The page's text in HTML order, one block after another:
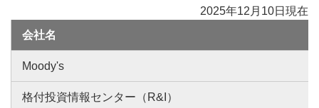
2025年12月10日現在
会社名
Moody's
格付投資情報センター（R&I）